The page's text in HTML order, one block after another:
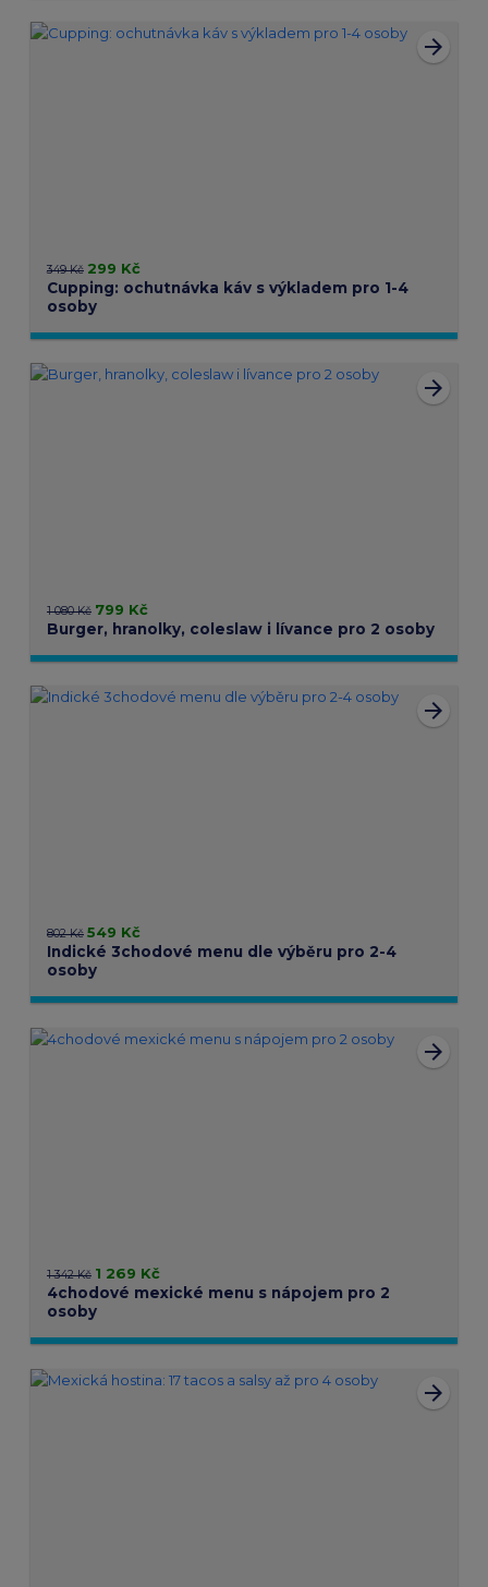
arrow_forward
349 Kč 299 Kč
Cupping: ochutnávka káv s výkladem pro 1-4
osoby
arrow_forward
1 080 Kč 799 Kč
Burger, hranolky, coleslaw i lívance pro 2 osoby
arrow_forward
802 Kč 549 Kč
Indické 3chodové menu dle výběru pro 2-4
osoby
arrow_forward
1 342 Kč 1 269 Kč
4chodové mexické menu s nápojem pro 2
osoby
arrow_forward